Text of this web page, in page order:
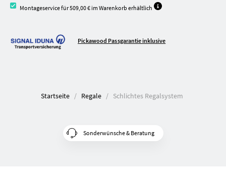
Montageservice für 509,00 € im Warenkorb erhältlich
Pickawood Passgarantie inklusive
Startseite Regale Schlichtes Regalsystem
Sonderwünsche & Beratung